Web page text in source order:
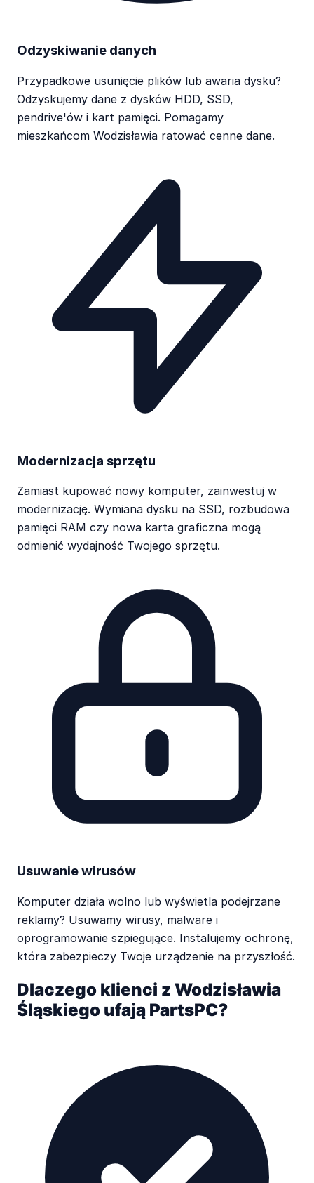
Odzyskiwanie danych
Przypadkowe usunięcie plików lub awaria dysku?
Odzyskujemy dane z dysków HDD, SSD,
pendrive'ów i kart pamięci. Pomagamy
mieszkańcom Wodzisławia ratować cenne dane.
Modernizacja sprzętu
Zamiast kupować nowy komputer, zainwestuj w
modernizację. Wymiana dysku na SSD, rozbudowa
pamięci RAM czy nowa karta graficzna mogą
odmienić wydajność Twojego sprzętu.
Usuwanie wirusów
Komputer działa wolno lub wyświetla podejrzane
reklamy? Usuwamy wirusy, malware i
oprogramowanie szpiegujące. Instalujemy ochronę,
która zabezpieczy Twoje urządzenie na przyszłość.
Dlaczego klienci z Wodzisławia
Śląskiego ufają PartsPC?